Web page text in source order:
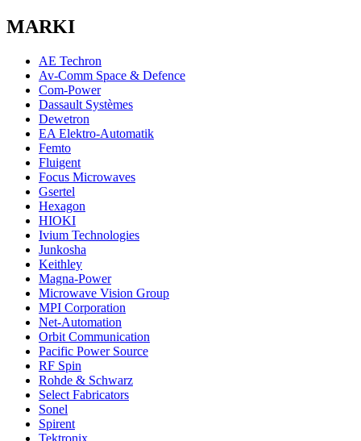
MARKI
AE Techron
Av-Comm Space & Defence
Com-Power
Dassault Systèmes
Dewetron
EA Elektro-Automatik
Femto
Fluigent
Focus Microwaves
Gsertel
Hexagon
HIOKI
Ivium Technologies
Junkosha
Keithley
Magna-Power
Microwave Vision Group
MPI Corporation
Net-Automation
Orbit Communication
Pacific Power Source
RF Spin
Rohde & Schwarz
Select Fabricators
Sonel
Spirent
Tektronix